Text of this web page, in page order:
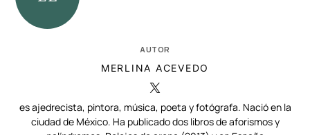
AUTOR
MERLINA ACEVEDO
es ajedrecista, pintora, música, poeta y fotógrafa. Nació en la
ciudad de México. Ha publicado dos libros de aforismos y